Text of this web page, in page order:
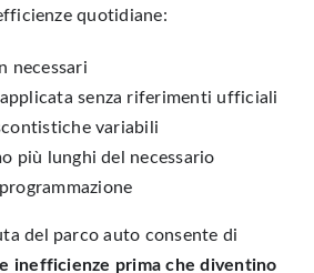
quotidiane:
necessari
senza riferimenti ufficiali
variabili
più lunghi del necessario
del parco auto consente di
inefficienze prima che diventino